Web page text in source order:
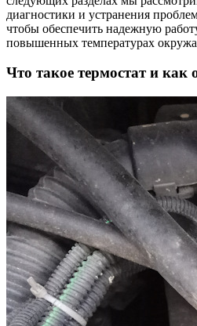
диагностики и устранения
чтобы обеспечить надежную
повышенных температурах
Что такое термостат и как